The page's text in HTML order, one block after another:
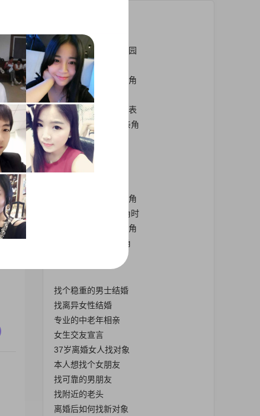
北京中山公园相亲角
北京相亲角在哪个公园
北京朝阳公园相亲角
北京公园中老年相亲角
北京公园相亲角
北京公园相亲角时间表
北京公园2019年相亲角
北京地坛公园相亲角
北京通州公园相亲角
北京公园相亲角图片
北京菖蒲河公园相亲角
2019北京公园相亲角时
北京公园老年人相亲角
2019北京公园相亲角
找个稳重的男士结婚
找离异女性结婚
专业的中老年相亲
女生交友宣言
37岁离婚女人找对象
本人想找个女朋友
找可靠的男朋友
找附近的老头
离婚后如何找新对象